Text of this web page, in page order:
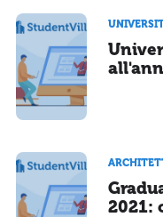
2021: